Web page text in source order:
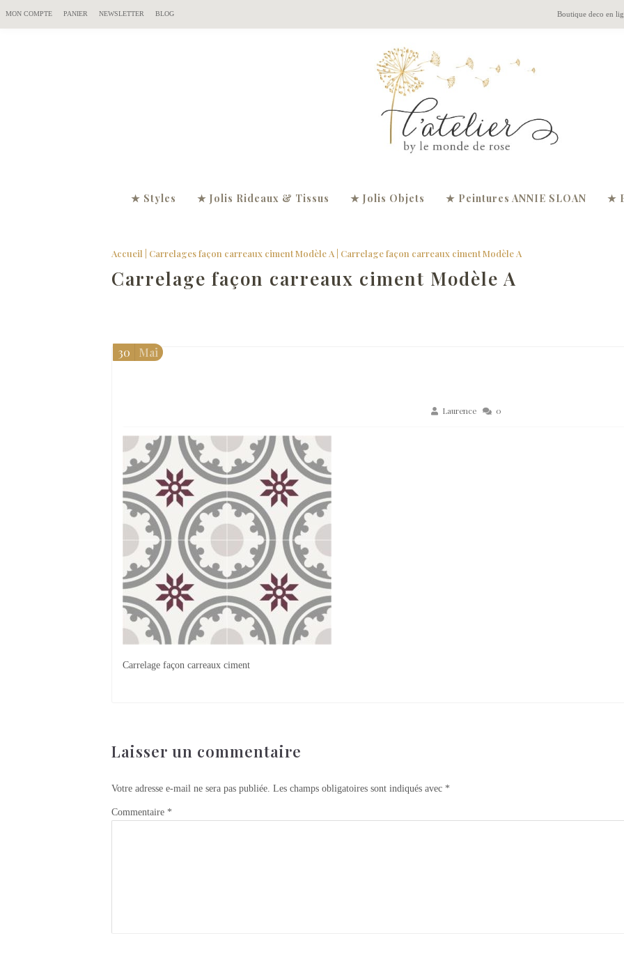
Boutique deco en
MON COMPTE PANIER NEWSLETTER BLOG
★ Styles ★ Jolis Rideaux & Tissus ★ Jolis Objets ★ Peintures ANNIE SLOAN ★
Accueil Carrelages façon carreaux ciment Modèle A Carrelage façon carreaux ciment Modèle A
Carrelage façon carreaux ciment Modèle A
Laurence 0
30 Mai
Carrelage façon carreaux ciment
Laisser un commentaire
Votre adresse e-mail ne sera pas publiée. Les champs obligatoires sont indiqués avec *
Commentaire *